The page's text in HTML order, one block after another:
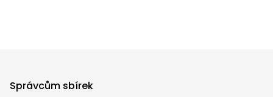
Správcům sbírek